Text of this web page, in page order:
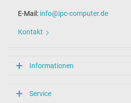
E-Mail: info@ipc-computer.de
Kontakt
Informationen
Service